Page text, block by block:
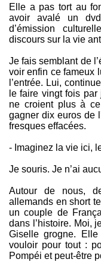
Elle a pas tort au
avoir avalé un
d’émission
discours sur la vie
Je fais semblant de
voir enfin ce fameux
l’entrée. Lui,
le faire vingt fois
ne croient plus à
gagner dix euros de
fresques effacées.
- Imaginez la vie ici,
Je souris. Je n’ai
Autour de nous,
allemands en short
un couple de
dans l’histoire. Moi,
Giselle grogne.
vouloir pour tout :
Pompéi et peut-être